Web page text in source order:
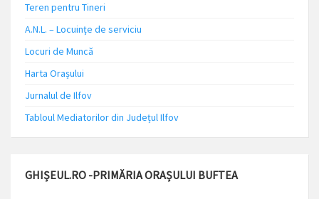
Teren pentru Tineri
A.N.L. – Locuinţe de serviciu
Locuri de Muncă
Harta Orașului
Jurnalul de Ilfov
Tabloul Mediatorilor din Județul Ilfov
GHIȘEUL.RO -PRIMĂRIA ORAȘULUI BUFTEA